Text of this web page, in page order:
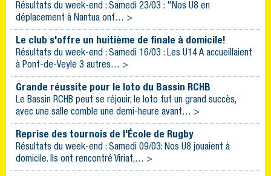
Résultats du week-end : Samedi 23/03 : "Nos U8 en
déplacement à Nantua ont… >
Le club s'offre un huitième de finale à domicile!
Résultats du week-end : Samedi 16/03 : Les U14 A accueillaient
à Pont-de-Veyle 3 autres… >
Grande réussite pour le loto du Bassin RCHB
Le Bassin RCHB peut se réjouir, le loto fut un grand succès,
avec une salle comble une demi-heure avant… >
Reprise des tournois de l'École de Rugby
Résultats du week-end : Samedi 09/03: Nos U8 jouaient à
domicile. Ils ont rencontré Viriat,… >